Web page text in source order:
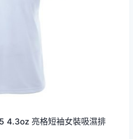
4.3oz 亮格短袖女裝吸濕排